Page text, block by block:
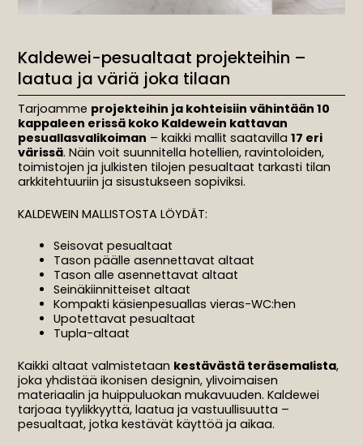
Kaldewei-pesualtaat projekteihin –
laatua ja väriä joka tilaan
Tarjoamme projekteihin ja kohteisiin vähintään 10
kappaleen erissä koko Kaldewein kattavan
pesuallasvalikoiman – kaikki mallit saatavilla17 eri
värissä. Näin voit suunnitella hotellien, ravintoloiden,
toimistojen ja julkisten tilojen pesualtaat tarkasti tilan
arkkitehtuuriin ja sisustukseen sopiviksi.
KALDEWEIN MALLISTOSTA LÖYDÄT:
Seisovat pesualtaat
Tason päälle asennettavat altaat
Tason alle asennettavat altaat
Seinäkiinnitteiset altaat
Kompakti käsienpesuallas vieras-WC:hen
Upotettavat pesualtaat
Tupla-altaat
Kaikki altaat valmistetaan kestävästä teräsemalista,
joka yhdistää ikonisen designin, ylivoimaisen
materiaalin ja huippuluokan mukavuuden. Kaldewei
tarjoaa tyylikkyyttä, laatua ja vastuullisuutta –
pesualtaat, jotka kestävät käyttöä ja aikaa.